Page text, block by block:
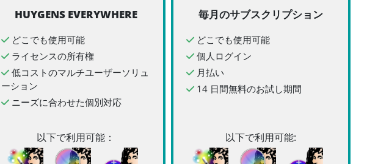
HUYGENS EVERYWHERE
どこでも使用可能
ライセンスの所有権
低コストのマルチユーザーソリュ
ーション
ニーズに合わせた個別対応
以下で利用可能：
毎月のサブスクリプション
どこでも使用可能
個人ログイン
月払い
14 日間無料のお試し期間
以下で利用可能: